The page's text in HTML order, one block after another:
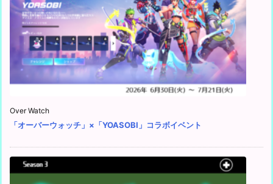
Over Watch
「オーバーウォッチ」×「YOASOBI」コラボイベント